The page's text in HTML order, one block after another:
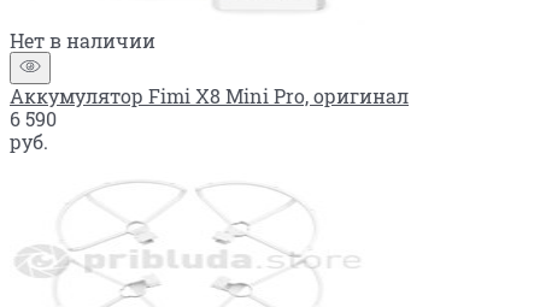
Нет в наличии
Аккумулятор Fimi X8 Mini Pro, оригинал
6 590
руб.